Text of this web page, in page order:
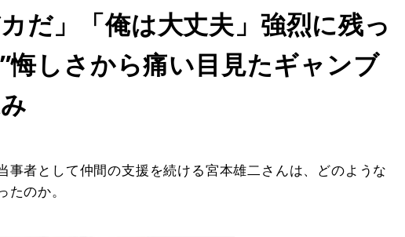
だ」「俺は大丈夫」強烈に残っ
悔しさから痛い目見たギャンブ
事者として仲間の支援を続ける宮本雄二さんは、どのような
のか。